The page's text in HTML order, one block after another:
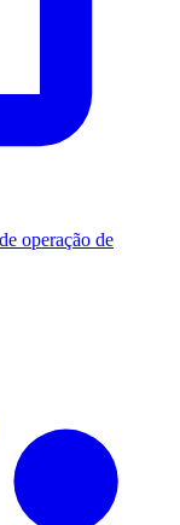
operação de